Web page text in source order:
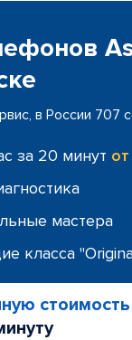
в России 707
за 20 минут
мастера
класса
стоимость